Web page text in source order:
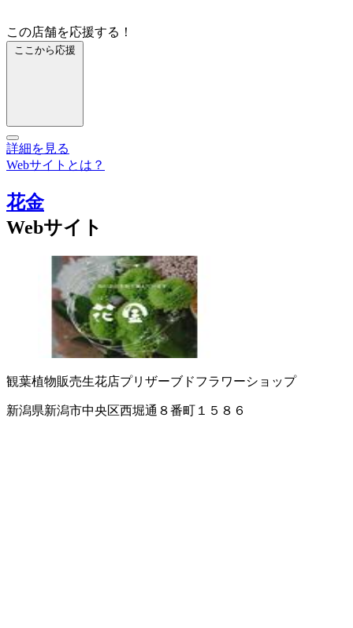
この店舗を応援する！
ここから応援
詳細を見る
Webサイトとは？
花金
Webサイト
観葉植物販売生花店プリザーブドフラワーショップ
新潟県新潟市中央区西堀通８番町１５８６